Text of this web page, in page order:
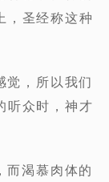
，圣经称这种
觉，所以我们
听众时，神才
而渴慕肉体的